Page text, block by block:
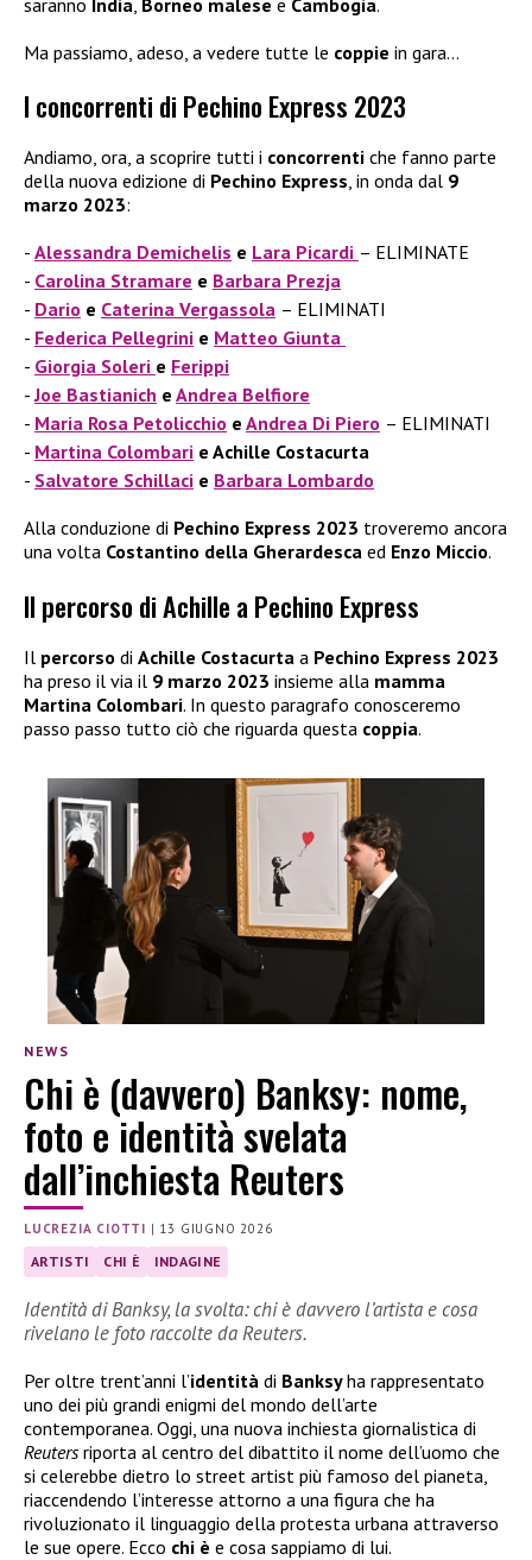
Ma passiamo, adeso, a vedere tutte le coppie in gara…
I concorrenti di Pechino Express 2023
Andiamo, ora, a scoprire tutti i concorrenti che fanno parte
della nuova edizione di Pechino Express, in onda dal 9
marzo 2023:
Alessandra Demichelis e Lara Picardi – ELIMINATE
Carolina Stramare e Barbara Prezja
Dario e Caterina Vergassola – ELIMINATI
Federica Pellegrini e Matteo Giunta
Giorgia Soleri e Ferippi
Joe Bastianich e Andrea Belfiore
Maria Rosa Petolicchio e Andrea Di Piero – ELIMINATI
Martina Colombari e Achille Costacurta
Salvatore Schillaci e Barbara Lombardo
Alla conduzione di Pechino Express 2023 troveremo ancora
una volta Costantino della Gherardesca ed Enzo Miccio.
Il percorso di Achille a Pechino Express
Il percorso di Achille Costacurta a Pechino Express 2023
ha preso il via il 9 marzo 2023 insieme alla mamma
Martina Colombari. In questo paragrafo conosceremo
passo passo tutto ciò che riguarda questa coppia.
NEWS
Chi è (davvero) Banksy: nome,
foto e identità svelata
dall’inchiesta Reuters
LUCREZIA CIOTTI | 13 GIUGNO 2026
ARTISTI CHI È INDAGINE
Identità di Banksy, la svolta: chi è davvero l’artista e cosa
rivelano le foto raccolte da Reuters.
Per oltre trent’anni l’identità di Banksyha rappresentato
uno dei più grandi enigmi del mondo dell’arte
contemporanea. Oggi, una nuova inchiesta giornalistica di
Reutersriporta al centro del dibattito il nome dell’uomo che
si celerebbe dietro lo street artist più famoso del pianeta,
riaccendendo l’interesse attorno a una figura che ha
rivoluzionato il linguaggio della protesta urbana attraverso
le sue opere. Ecco chi è e cosa sappiamo di lui.